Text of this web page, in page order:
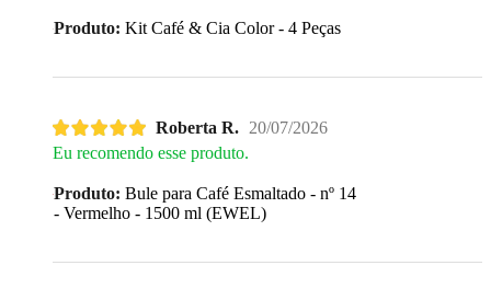
Produto: Kit Café & Cia Color - 4 Peças
Roberta R. 20/07/2026
Eu recomendo esse produto.
Produto: Bule para Café Esmaltado - nº 14
- Vermelho - 1500 ml (EWEL)